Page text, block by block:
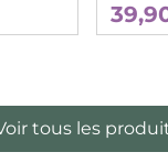
tous les